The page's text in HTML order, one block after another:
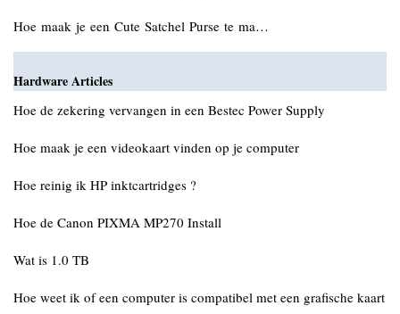
Hoe maak je een Cute Satchel Purse te ma…
Hardware Articles
Hoe de zekering vervangen in een Bestec Power Supply
Hoe maak je een videokaart vinden op je computer
Hoe reinig ik HP inktcartridges ?
Hoe de Canon PIXMA MP270 Install
Wat is 1.0 TB
Hoe weet ik of een computer is compatibel met een grafische kaart